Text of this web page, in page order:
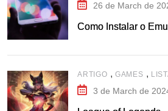
26 de March de
Como Instalar o
ARTIGO , GAMES ,
3 de March de